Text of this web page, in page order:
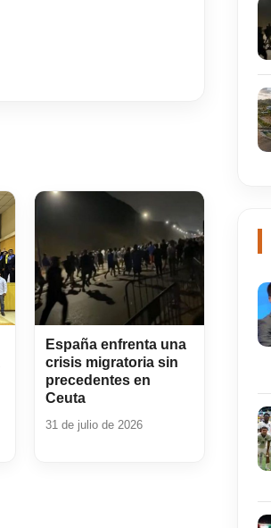
España enfrenta una
crisis migratoria sin
precedentes en
Ceuta
31 de julio de 2026